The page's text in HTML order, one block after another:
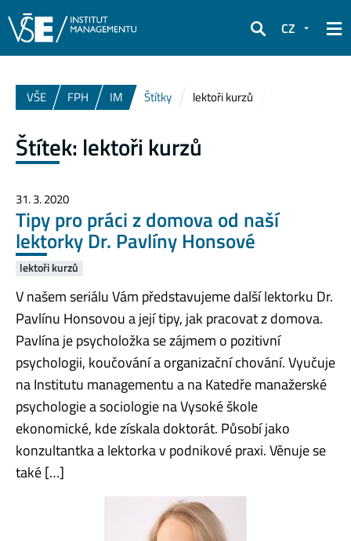
Hledat
CZ
VŠE FPH IM Štítky lektoři kurzů
Štítek: lektoři kurzů
31. 3. 2020
Tipy pro práci z domova od naší
lektorky Dr. Pavlíny Honsové
lektoři kurzů
V našem seriálu Vám představujeme další lektorku Dr.
Pavlínu Honsovou a její tipy, jak pracovat z domova.
Pavlína je psycholožka se zájmem o pozitivní
psychologii, koučování a organizační chování. Vyučuje
na Institutu managementu a na Katedře manažerské
psychologie a sociologie na Vysoké škole
ekonomické, kde získala doktorát. Působí jako
konzultantka a lektorka v podnikové praxi. Věnuje se
také […]